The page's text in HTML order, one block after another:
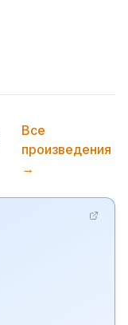
Все
произведения
→